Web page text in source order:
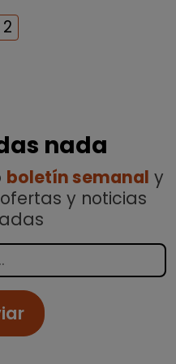
2
nada
boletín semanal y
y noticias